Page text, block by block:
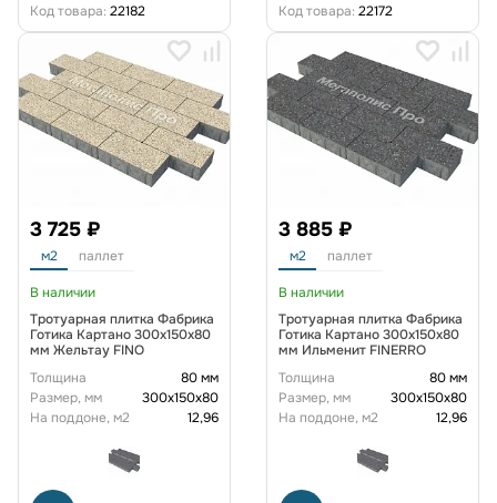
Код товара: 22182
Код товара: 22172
3 725 ₽
м2 паллет
В наличии
Тротуарная плитка Фабрика
Готика Картано 300х150х80
мм Жельтау FINO
Толщина
80 мм
Размер, мм
300х150х80
На поддоне, м2
12,96
3 885 ₽
м2 паллет
В наличии
Тротуарная плитка Фабрика
Готика Картано 300х150х80
мм Ильменит FINERRO
Толщина
80 мм
Размер, мм
300х150х80
На поддоне, м2
12,96